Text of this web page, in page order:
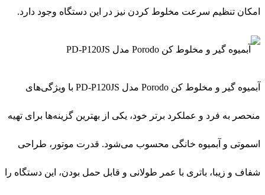
امکان تنظیم سرعت مخلوط کردن نیز در این دستگاه وجود دارد.
آبمیوه گیر و مخلوط کن Porodo مدل PD-P120JS با ویژگی‌های
منحصر به فرد و عملکرد برتر خود، یکی از بهترین گزینه‌ها برای تهیه
اسموتی و آبمیوه خانگی محسوب می‌شود. قدرت موتور، طراحی
شفاف و زیبا، باتری با عمر طولانی و قابل حمل بودن، این دستگاه را